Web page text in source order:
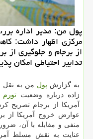
پول من: مدیر اداره
مركزی اظهار داشت:
از برجام و جلوگیری از
تدابیر احتیاطی امكان
به گزارش پول من به نقل
زاده درباره وضعیت تورم
آمریكا از برجام تصریح
عوارض خروج آمریكا از
منفی و مقابله با آن،
عنایت به نقش مسلط